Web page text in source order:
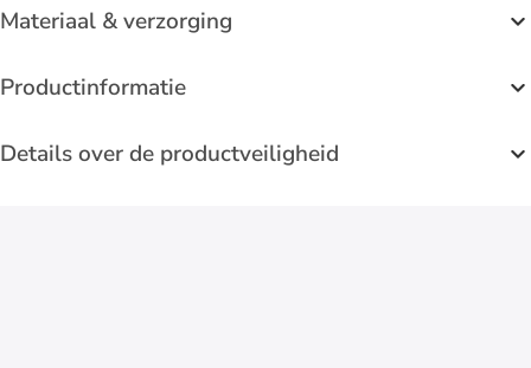
Materiaal & verzorging
Productinformatie
Details over de productveiligheid